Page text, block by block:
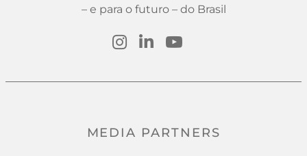
– e para o futuro – do Brasil
MEDIA PARTNERS